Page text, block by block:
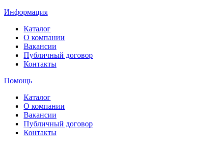
Информация
Каталог
О компании
Вакансии
Публичный договор
Контакты
Помощь
Каталог
О компании
Вакансии
Публичный договор
Контакты